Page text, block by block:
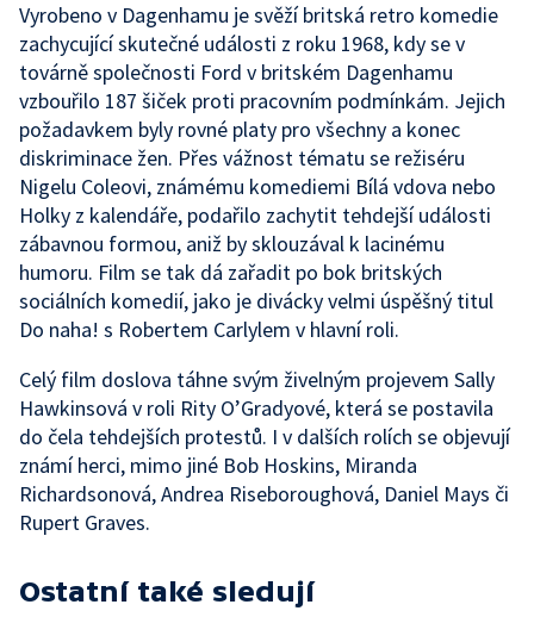
Vyrobeno v Dagenhamu je svěží britská retro komedie
zachycující skutečné události z roku 1968, kdy se v
továrně společnosti Ford v britském Dagenhamu
vzbouřilo 187 šiček proti pracovním podmínkám. Jejich
požadavkem byly rovné platy pro všechny a konec
diskriminace žen. Přes vážnost tématu se režiséru
Nigelu Coleovi, známému komediemi Bílá vdova nebo
Holky z kalendáře, podařilo zachytit tehdejší události
zábavnou formou, aniž by sklouzával k lacinému
humoru. Film se tak dá zařadit po bok britských
sociálních komedií, jako je divácky velmi úspěšný titul
Do naha! s Robertem Carlylem v hlavní roli.
Celý film doslova táhne svým živelným projevem Sally
Hawkinsová v roli Rity O’Gradyové, která se postavila
do čela tehdejších protestů. I v dalších rolích se objevují
známí herci, mimo jiné Bob Hoskins, Miranda
Richardsonová, Andrea Riseboroughová, Daniel Mays či
Rupert Graves.
Ostatní také sledují